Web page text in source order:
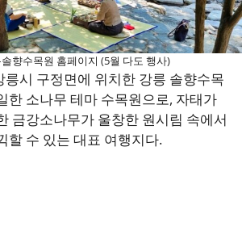
향수목원 홈페이지 (5월 다도 행사)
시 구정면에 위치한 강릉 솔향수목
한 소나무 테마 수목원으로, 자태가
금강소나무가 울창한 원시림 속에서
할 수 있는 대표 여행지다.